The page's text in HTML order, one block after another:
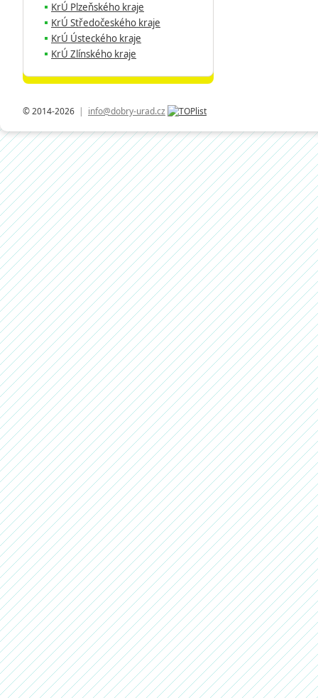
KrÚ Plzeňského kraje
KrÚ Středočeského kraje
KrÚ Ústeckého kraje
KrÚ Zlínského kraje
© 2014-2026 | info@dobry-urad.cz